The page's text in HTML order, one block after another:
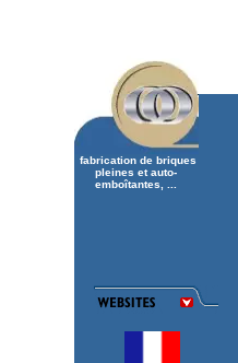
fabrication de briques
pleines et auto-
emboîtantes, ...